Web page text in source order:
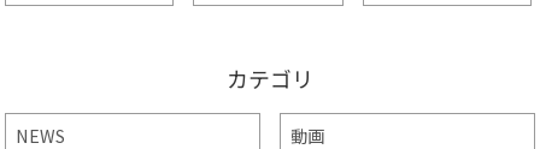
カテゴリ
NEWS 動画